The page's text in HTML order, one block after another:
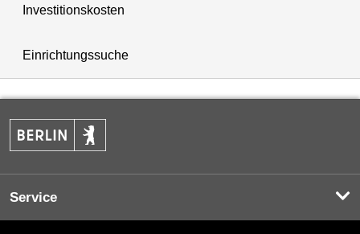
Investitionskosten
Einrichtungssuche
Service